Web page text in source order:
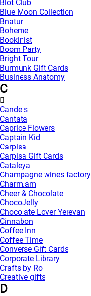
Blot Club
Blue Moon Collection
Bnatur
Boheme
Bookinist
Boom Party
Bright Tour
Burmunk Gift Cards
Business Anatomy
C
Candels
Cantata
Caprice Flowers
Captain Kid
Carpisa
Carpisa Gift Cards
Cataleya
Champagne wines factory
Charm.am
Cheer & Chocolate
ChocoJelly
Chocolate Lover Yerevan
Cinnabon
Coffee Inn
Coffee Time
Converse Gift Cards
Corporate Library
Crafts by Ro
Creative gifts
D